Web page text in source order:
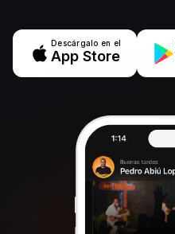
Descárgalo en el
App Store